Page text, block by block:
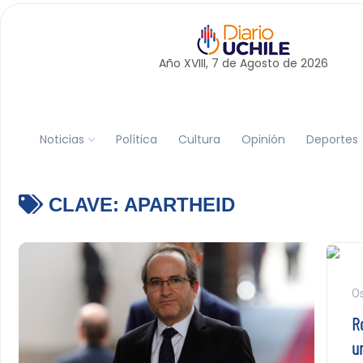
Año XVIII, 7 de Agosto de 2026
Noticias Política Cultura Opinión Deportes
CLAVE: APARTHEID